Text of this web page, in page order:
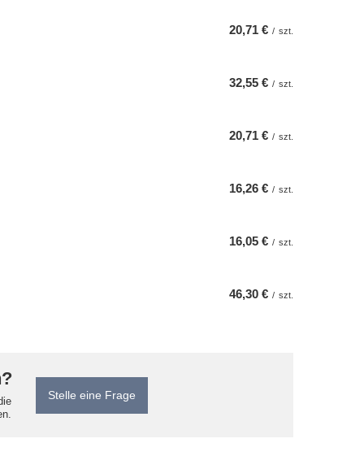
20,71 € / szt.
32,55 € / szt.
20,71 € / szt.
16,26 € / szt.
16,05 € / szt.
46,30 € / szt.
Stelle eine Frage